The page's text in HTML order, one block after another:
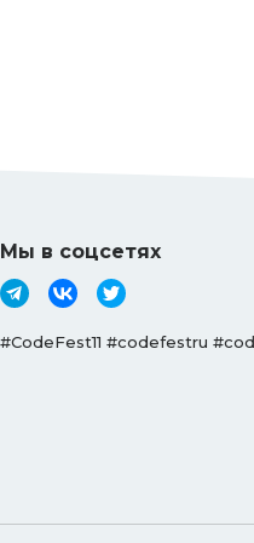
Мы в соцсетях
#CodeFest11 #codefestru